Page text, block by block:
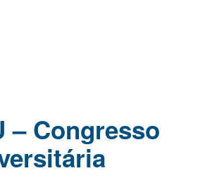
– Congresso